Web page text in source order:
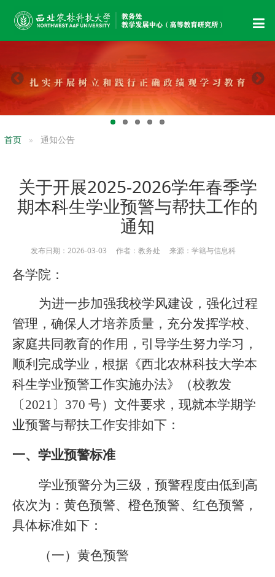
首页 通知公告
关于开展2025-2026学年春季学
期本科生学业预警与帮扶工作的
通知
发布日期：2026-03-03 作者：教务处 来源：学籍与信息科
各学院：
为进一步加强我校学风建设，强化过程
管理，确保人才培养质量，充分发挥学校、
家庭共同教育的作用，引导学生努力学习，
顺利完成学业，根据《西北农林科技大学本
科生学业预警工作实施办法》（校教发
〔2021〕370 号）文件要求，现就本学期学
业预警与帮扶工作安排如下：
一、学业预警标准
学业预警分为三级，预警程度由低到高
依次为：黄色预警、橙色预警、红色预警，
具体标准如下：
（一）黄色预警